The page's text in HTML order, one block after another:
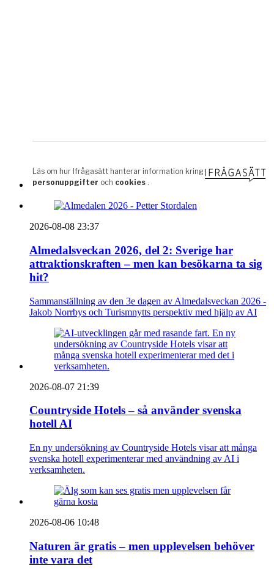
2026-08-08 23:37
Almedalsveckan 2026, del 2: Sverige har
attraktionskraften – men kan besökarna ta sig
hit?
Sammanställning av den 3e dagen av Almedalsveckan 2026 -
Jakob Norrbys och Turismnytts perspektiv med hjälp av AI
2026-08-07 21:39
Countryside Hotels – så använder svenska
hotell AI
En ny undersökning av Countryside Hotels visar att många
svenska hotell experimenterar med användning av AI i
verksamheten.
2026-08-06 10:48
Naturen är gratis – men upplevelsen behöver
inte vara det